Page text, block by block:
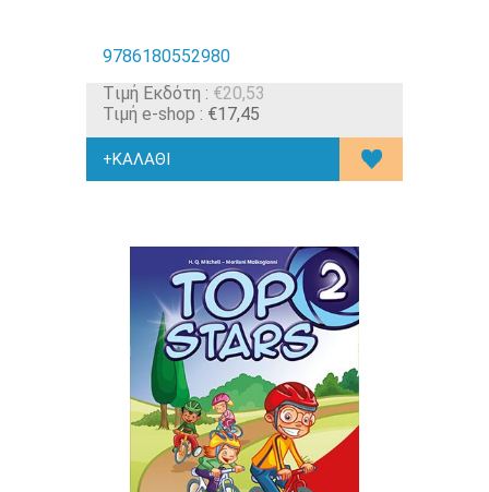
9786180552980
Tιμή Εκδότη : €20,53
Τιμή e-shop : €17,45